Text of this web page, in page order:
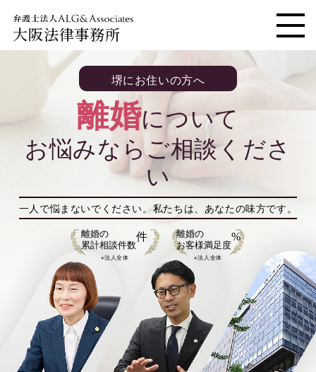
大阪法律事務所 メニ
堺にお住いの方へ
離婚について
お悩みならご相談くださ
い
一人で悩まないでください。 私たちは、あなたの味方です。
離婚の
累計相談件数
件
※法人全体
離婚の
お客様満足度
%
※法人全体